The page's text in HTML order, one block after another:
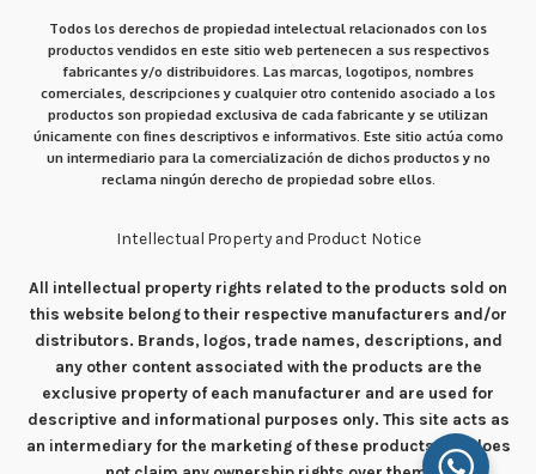
Todos los derechos de propiedad intelectual relacionados con los
productos vendidos en este sitio web pertenecen a sus respectivos
fabricantes y/o distribuidores. Las marcas, logotipos, nombres
comerciales, descripciones y cualquier otro contenido asociado a los
productos son propiedad exclusiva de cada fabricante y se utilizan
únicamente con fines descriptivos e informativos. Este sitio actúa como
un intermediario para la comercialización de dichos productos y no
reclama ningún derecho de propiedad sobre ellos.
Intellectual Property and Product Notice
All intellectual property rights related to the products sold on
this website belong to their respective manufacturers and/or
distributors. Brands, logos, trade names, descriptions, and
any other content associated with the products are the
exclusive property of each manufacturer and are used for
descriptive and informational purposes only. This site acts as
an intermediary for the marketing of these products and does